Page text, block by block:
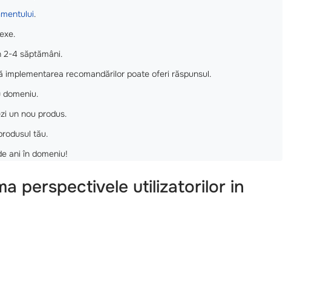
.
2-4 săptămâni.
recomandărilor poate oferi răspunsul.
un nou produs.
tău.
ani în domeniu!
perspectivele utilizatorilor in